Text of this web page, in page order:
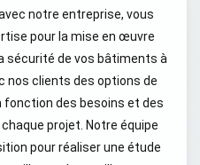
notre entreprise, vous
pour la mise en œuvre
sécurité de vos bâtiments à
nos clients des options de
des besoins et des
projet. Notre équipe
pour réaliser une étude